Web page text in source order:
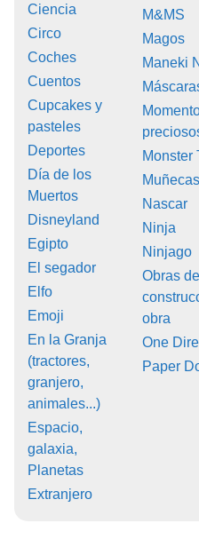
Ciencia
Circo
Coches
Cuentos
Cupcakes y
pasteles
Deportes
Día de los
Muertos
Disneyland
Egipto
El segador
Elfo
Emoji
En la Granja
(tractores,
granjero,
animales...)
Espacio,
galaxia,
Planetas
Extranjero
M&MS
Magos
Maneki
Monster
Nascar
Ninja
Ninjago
Obras de
obra
One
Paper